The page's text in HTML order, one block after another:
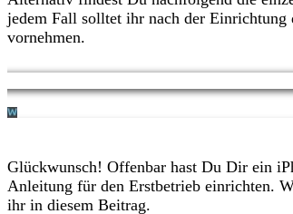
jedem Fall solltet ihr nach der
vornehmen.
Glückwunsch! Offenbar hast Du Dir ein
Anleitung für den Erstbetrieb einrichten.
ihr in diesem Beitrag.